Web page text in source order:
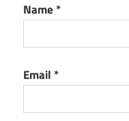
Name *
Email *